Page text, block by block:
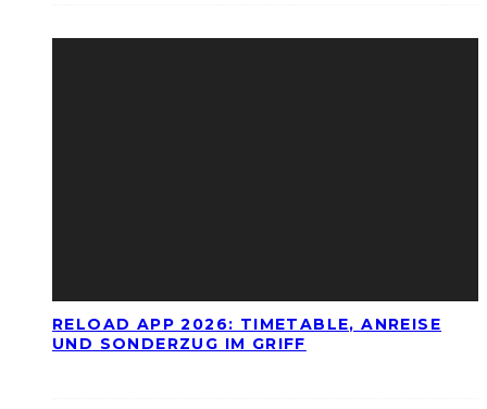
RELOAD APP 2026: TIMETABLE, ANREISE
UND SONDERZUG IM GRIFF